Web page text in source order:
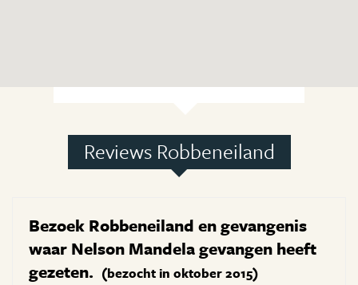
Reviews Robbeneiland
Bezoek Robbeneiland en gevangenis
waar Nelson Mandela gevangen heeft
gezeten. (bezocht in oktober 2015)